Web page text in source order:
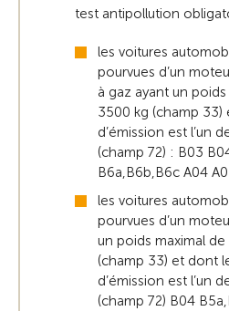
test antipollution
les voitures
pourvues d’un
à gaz ayant un
3500 kg (champ
d’émission est l’un
(champ 72) : B03
B6a,B6b,B6c A04
les voitures
pourvues d’un
un poids maximal
(champ 33) et dont
d’émission est l’un
(champ 72) B04